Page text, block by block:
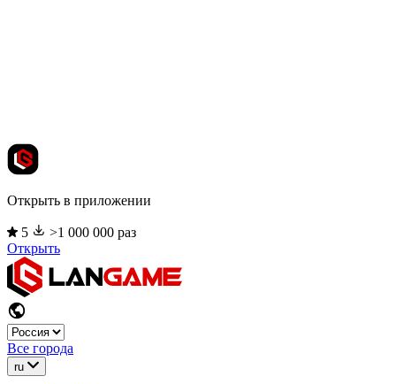
Открыть в приложении
5
>1 000 000 раз
Открыть
Все города
ru